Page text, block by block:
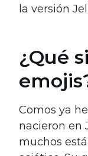
la versión
¿Qué
Comos ya
nacieron en
muchos